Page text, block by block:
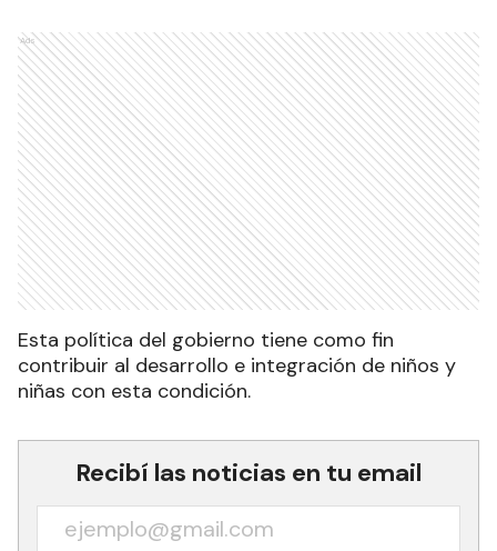
Ads
Esta política del gobierno tiene como fin
contribuir al desarrollo e integración de niños y
niñas con esta condición.
Recibí las noticias en tu email